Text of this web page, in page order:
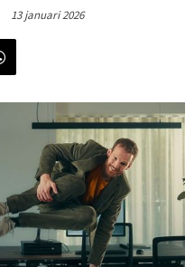
13 januari 2026